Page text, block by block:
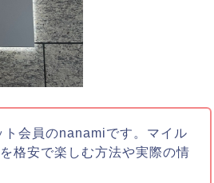
会員のnanamiです。マイル
格安で楽しむ方法や実際の情